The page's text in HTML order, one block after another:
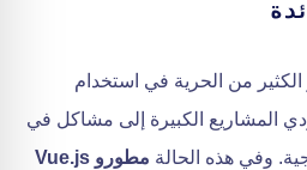
الكثير من الحرية في استخدام
المشاريع الكبيرة إلى مشاكل في
وفي هذه الحالة مطورو Vue.js